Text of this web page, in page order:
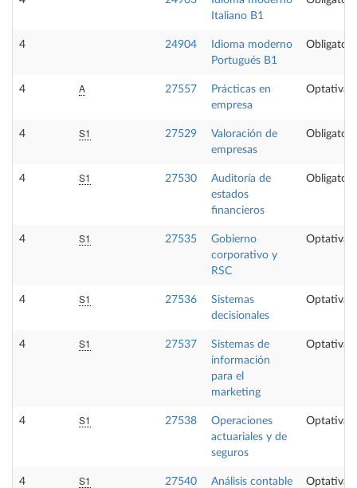
Italiano B1
4 24904
Idioma moderno
Portugués B1
4 A 27557
Prácticas en
empresa
Optativa
4 S1 27529
Valoración de
empresas
4 S1 27530
Auditoría de
estados
financieros
4 S1 27535
Gobierno
corporativo y
RSC
Optativa
4 S1 27536
Sistemas
decisionales
Optativa
4 S1 27537
Sistemas de
información
para el
marketing
Optativa
4 S1 27538
Operaciones
actuariales y de
seguros
Optativa
4 S1 27540
Análisis contable
Optativa